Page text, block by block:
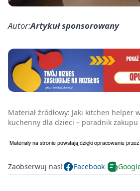
Autor:Artykuł sponsorowany
Materiał źródłowy: Jaki kitchen helper
kuchenny dla dzieci – poradnik zakupu
Zaobserwuj nas! Facebook